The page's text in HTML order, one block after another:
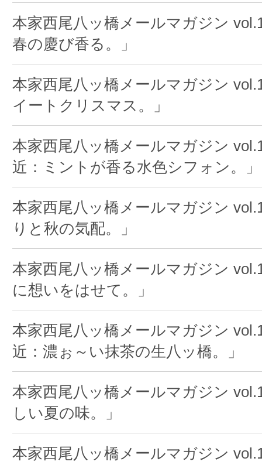
本家西尾八ッ橋メールマガジン
春の慶び香る。」
本家西尾八ッ橋メールマガジン
イートクリスマス。」
本家西尾八ッ橋メールマガジン
近：ミントが香る水色シフォン。」
本家西尾八ッ橋メールマガジン
りと秋の気配。」
本家西尾八ッ橋メールマガジン
に想いをはせて。」
本家西尾八ッ橋メールマガジン
近：濃ぉ～い抹茶の生八ッ橋。」
本家西尾八ッ橋メールマガジン
しい夏の味。」
本家西尾八ッ橋メールマガジン